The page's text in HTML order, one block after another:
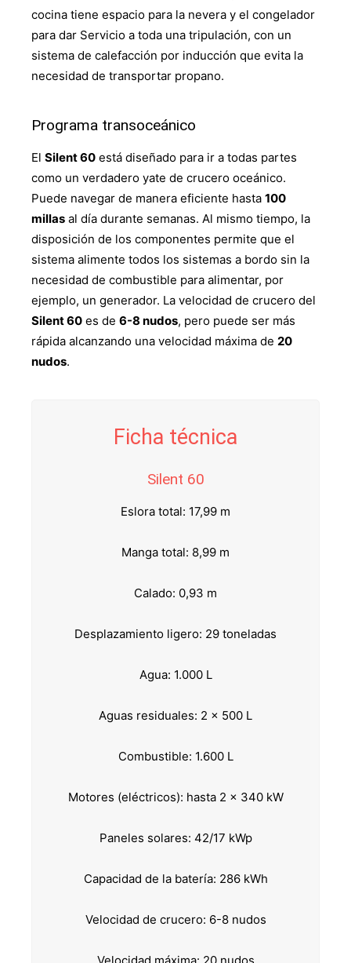
cocina tiene espacio para la nevera y el congelador
para dar Servicio a toda una tripulación, con un
sistema de calefacción por inducción que evita la
necesidad de transportar propano.
Programa transoceánico
El Silent 60 está diseñado para ir a todas partes
como un verdadero yate de crucero oceánico.
Puede navegar de manera eficiente hasta 100
millas al día durante semanas. Al mismo tiempo, la
disposición de los componentes permite que el
sistema alimente todos los sistemas a bordo sin la
necesidad de combustible para alimentar, por
ejemplo, un generador. La velocidad de crucero del
Silent 60 es de 6-8 nudos, pero puede ser más
rápida alcanzando una velocidad máxima de 20
nudos.
Ficha técnica
Silent 60
Eslora total: 17,99 m
Manga total: 8,99 m
Calado: 0,93 m
Desplazamiento ligero: 29 toneladas
Agua: 1.000 L
Aguas residuales: 2 x 500 L
Combustible: 1.600 L
Motores (eléctricos): hasta 2 x 340 kW
Paneles solares: 42/17 kWp
Capacidad de la batería: 286 kWh
Velocidad de crucero: 6-8 nudos